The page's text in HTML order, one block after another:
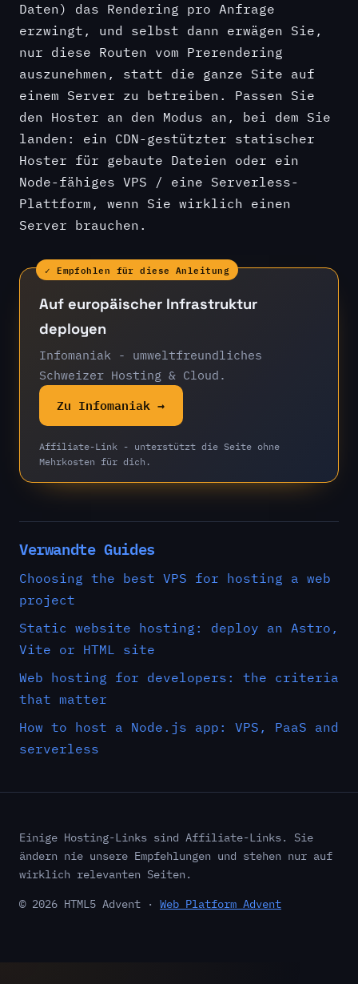
Daten) das Rendering pro Anfrage
erzwingt, und selbst dann erwägen Sie,
nur diese Routen vom Prerendering
auszunehmen, statt die ganze Site auf
einem Server zu betreiben. Passen Sie
den Hoster an den Modus an, bei dem Sie
landen: ein CDN-gestützter statischer
Hoster für gebaute Dateien oder ein
Node-fähiges VPS / eine Serverless-
Plattform, wenn Sie wirklich einen
Server brauchen.
✓ Empfohlen für diese Anleitung
Auf europäischer Infrastruktur
deployen
Infomaniak - umweltfreundliches
Schweizer Hosting & Cloud.
Zu Infomaniak →
Affiliate-Link - unterstützt die Seite ohne
Mehrkosten für dich.
Verwandte Guides
Choosing the best VPS for hosting a web
project
Static website hosting: deploy an Astro,
Vite or HTML site
Web hosting for developers: the criteria
that matter
How to host a Node.js app: VPS, PaaS and
serverless
Einige Hosting-Links sind Affiliate-Links. Sie
ändern nie unsere Empfehlungen und stehen nur auf
wirklich relevanten Seiten.
© 2026 HTML5 Advent · Web Platform Advent